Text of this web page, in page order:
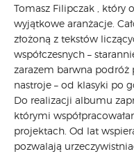
Tomasz Filipczak , który
wyjątkowe aranżacje.
złożoną z tekstów
współczesnych –
zarazem barwna podróż
nastroje – od klasyki po
Do realizacji albumu
którymi
projektach. Od lat
pozwalają